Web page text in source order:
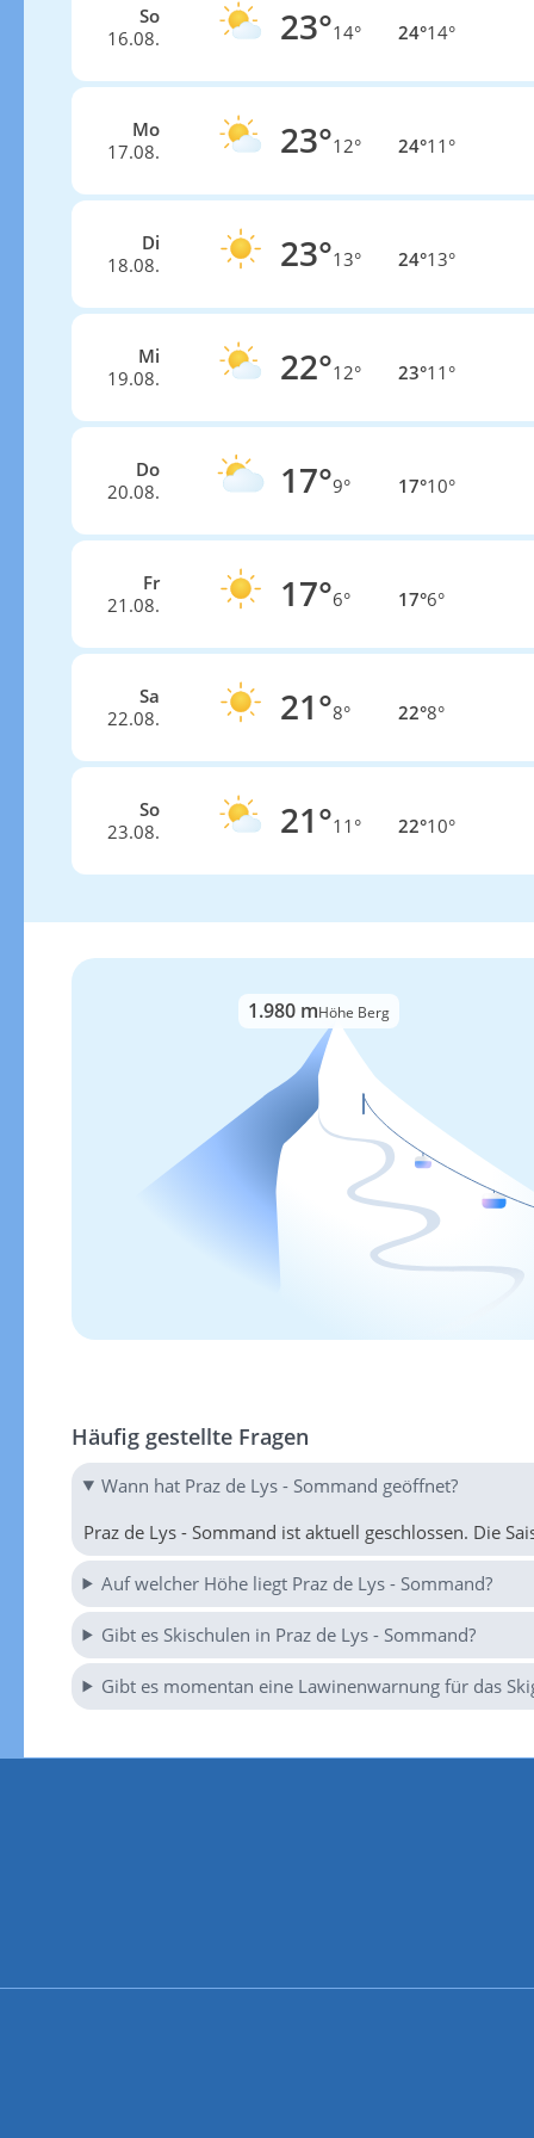
So
16.08.
23°14° 24°14°
Mo
17.08.
23°12° 24°11°
Di
18.08.
23°13° 24°13°
Mi
19.08.
22°12° 23°11°
Do
20.08.
17°9° 17°10°
Fr
21.08.
17°6° 17°6°
Sa
22.08.
21°8° 22°8°
So
23.08.
21°11° 22°10°
1.980 mHöhe Berg
Häufig gestellte Fragen
Wann hat Praz de Lys - Sommand geöffnet?
Praz de Lys - Sommand ist aktuell geschlossen. Die
Auf welcher Höhe liegt Praz de Lys - Sommand?
Gibt es Skischulen in Praz de Lys - Sommand?
Gibt es momentan eine Lawinenwarnung für das